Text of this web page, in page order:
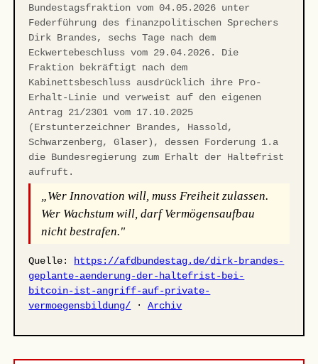
Bundestagsfraktion vom 04.05.2026 unter
Federführung des finanzpolitischen Sprechers
Dirk Brandes, sechs Tage nach dem
Eckwertebeschluss vom 29.04.2026. Die
Fraktion bekräftigt nach dem
Kabinettsbeschluss ausdrücklich ihre Pro-
Erhalt-Linie und verweist auf den eigenen
Antrag 21/2301 vom 17.10.2025
(Erstunterzeichner Brandes, Hassold,
Schwarzenberg, Glaser), dessen Forderung 1.a
die Bundesregierung zum Erhalt der Haltefrist
aufruft.
„Wer Innovation will, muss Freiheit zulassen.
Wer Wachstum will, darf Vermögensaufbau
nicht bestrafen."
Quelle:
https://afdbundestag.de/dirk-brandes-
geplante-aenderung-der-haltefrist-bei-
bitcoin-ist-angriff-auf-private-
vermoegensbildung/ ·Archiv